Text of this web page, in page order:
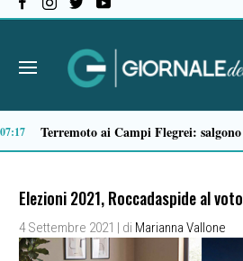
14:34
Elezioni 2021, Roccadaspide al voto
4 Settembre 2021 | di Marianna Vallone